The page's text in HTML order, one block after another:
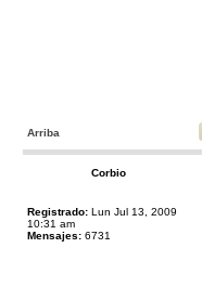
Arriba
Corbio
Registrado: Lun Jul 13, 2009
10:31 am
Mensajes: 6731